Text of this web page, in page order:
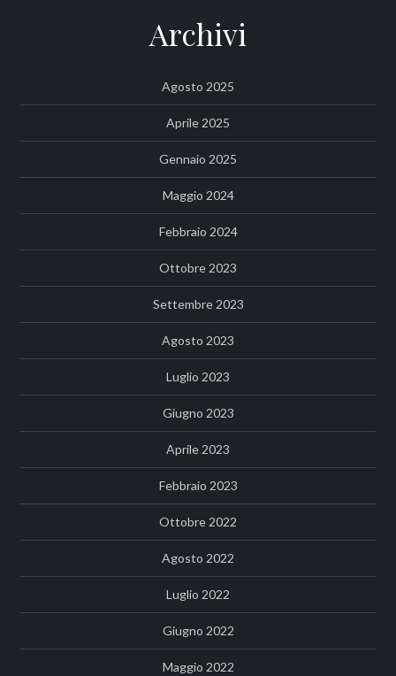
Archivi
Agosto 2025
Aprile 2025
Gennaio 2025
Maggio 2024
Febbraio 2024
Ottobre 2023
Settembre 2023
Agosto 2023
Luglio 2023
Giugno 2023
Aprile 2023
Febbraio 2023
Ottobre 2022
Agosto 2022
Luglio 2022
Giugno 2022
Maggio 2022